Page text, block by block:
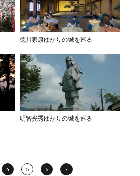
徳川家康ゆかりの城を巡る
明智光秀ゆかりの城を巡る
4 5 6 7